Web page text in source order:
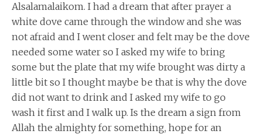
Alsalamalaikom. I had a dream that after prayer a
white dove came through the window and she was
not afraid and I went closer and felt may be the dove
needed some water so I asked my wife to bring
some but the plate that my wife brought was dirty a
little bit so I thought maybe be that is why the dove
did not want to drink and I asked my wife to go
wash it first and I walk up. Is the dream a sign from
Allah the almighty for something, hope for an